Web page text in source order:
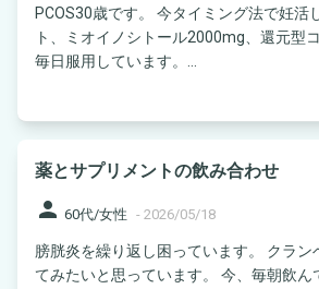
PCOS30歳です。 今タイミング法で妊活しており、 エレビッ
ト、ミオイノシトール2000mg、還元型
毎日服用しています。...
薬とサプリメントの飲み合わせ
person 60代/女性 - 2026/05/18
膀胱炎を繰り返し困っています。 クラン
てみたいと思っています。 今、毎朝飲んでいる ピタバスタチ